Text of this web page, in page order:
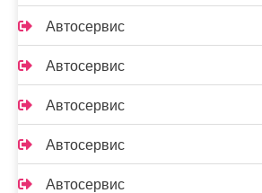
Автосервис
Автосервис
Автосервис
Автосервис
Автосервис